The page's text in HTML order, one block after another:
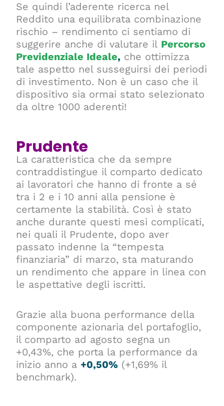
Se quindi l’aderente ricerca nel
Reddito una equilibrata combinazione
rischio – rendimento ci sentiamo di
suggerire anche di valutare il Percorso
Previdenziale Ideale, che ottimizza
tale aspetto nel susseguirsi dei periodi
di investimento. Non è un caso che il
dispositivo sia ormai stato selezionato
da oltre 1000 aderenti!
Prudente
La caratteristica che da sempre
contraddistingue il comparto dedicato
ai lavoratori che hanno di fronte a sé
tra i 2 e i 10 anni alla pensione è
certamente la stabilità. Così è stato
anche durante questi mesi complicati,
nei quali il Prudente, dopo aver
passato indenne la “tempesta
finanziaria” di marzo, sta maturando
un rendimento che appare in linea con
le aspettative degli iscritti.
Grazie alla buona performance della
componente azionaria del portafoglio,
il comparto ad agosto segna un
+0,43%, che porta la performance da
inizio anno a +0,50% (+1,69% il
benchmark).